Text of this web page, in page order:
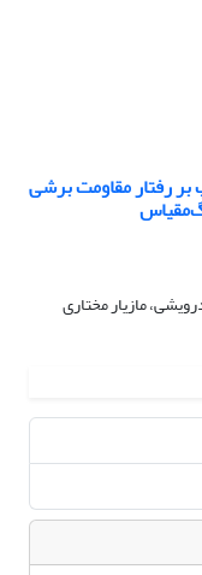
رفتار مقاومت برشی
مازیار مختاری